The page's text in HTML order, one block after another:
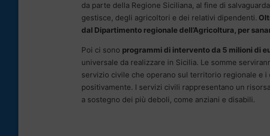
da parte della Regione Siciliana, al fine di
gestisce, degli agricoltori e dei relativi dipendenti.
dal Dipartimento regionale dell’Agricoltura, per
Poi ci sono programmi di intervento da 5 milioni di
universale da realizzare in Sicilia. Le somme
servizio civile che operano sul territorio regionale e
positivamente. I servizi civili rappresentano un
a sostegno dei più deboli, come anziani e disabili.